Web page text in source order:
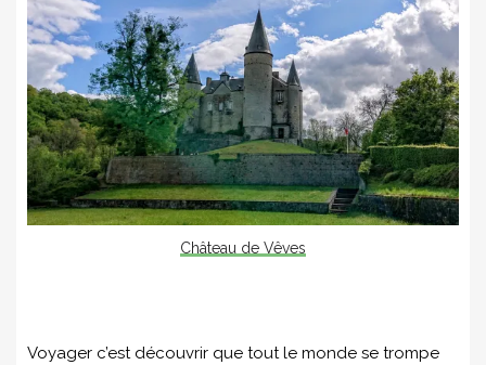
Château de Vêves
Voyager c’est découvrir que tout le monde se trompe